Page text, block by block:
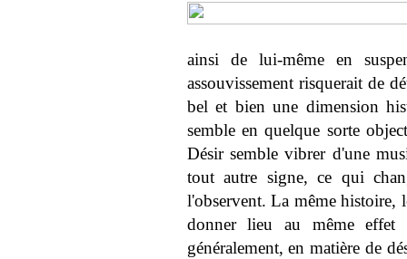
ainsi de lui-même en
assouvissement risquerait de
bel et bien une dimension
semble en quelque sorte
Désir semble vibrer d'une
tout autre signe, ce qui
l'observent. La même histoire,
donner lieu au même
généralement, en matière de